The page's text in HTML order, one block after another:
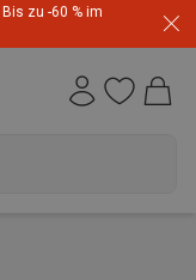
zu -60 % im